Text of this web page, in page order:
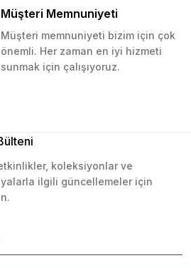
Müşteri Memnuniyeti
Müşteri memnuniyeti bizim için çok
önemli. Her zaman en iyi hizmeti
sunmak için çalışıyoruz.
koleksiyonlar ve
ilgili güncellemeler için